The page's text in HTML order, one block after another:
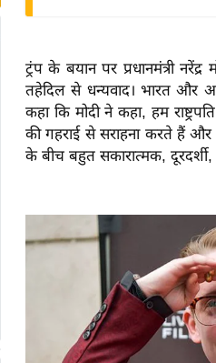
ट्रंप के बयान पर प्रधानमंत्री
तहेदिल से धन्यवाद। भारत और
कहा कि मोदी ने कहा, हम
की गहराई से सराहना करते हैं
के बीच बहुत सकारात्मक,